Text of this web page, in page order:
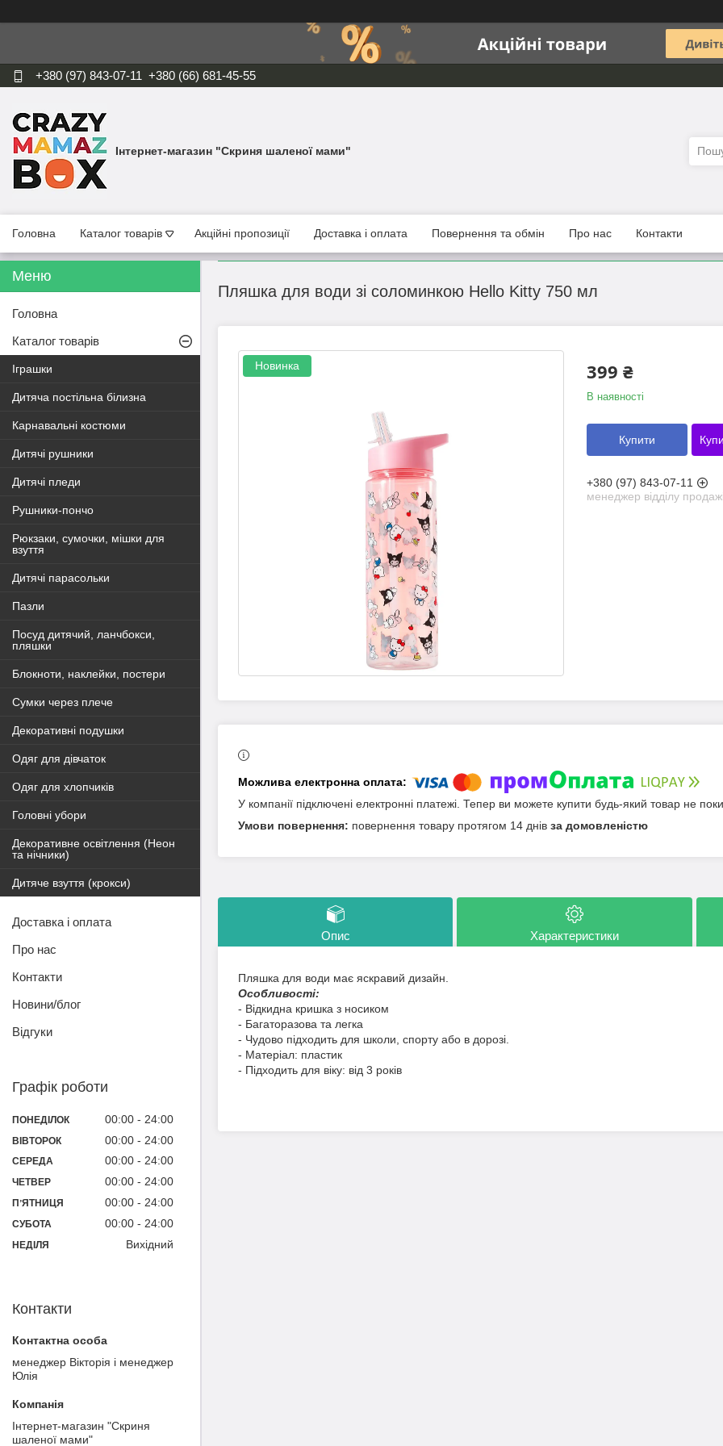
+380 (97) 843-07-11 +380 (66) 681-45-55
Інтернет-магазин "Скриня шаленої мами"
Головна Каталог товарів Акційні пропозиції Доставка і оплата Повернення та обмін Про нас Контакти
Пляшка для води зі соломинкою Hello Kitty 750 мл
Новинка 399 ₴
В наявності
Купити
+380 (97) 843-07-11
менеджер відділу
У компанії підключені електронні платежі. Тепер ви можете купити будь-який товар не
повернення товару протягом 14 днів за домовленістю
Опис Характеристики
Пляшка для води має яскравий дизайн.
Особливості:
- Відкидна кришка з носиком
- Багаторазова та легка
- Чудово підходить для школи, спорту або в дорозі.
- Матеріал: пластик
- Підходить для віку: від 3 років
Головна
Каталог товарів
Іграшки
Дитяча постільна білизна
Карнавальні костюми
Дитячі рушники
Дитячі пледи
Рушники-пончо
Рюкзаки, сумочки, мішки для
взуття
Дитячі парасольки
Пазли
Посуд дитячий, ланчбокси,
пляшки
Блокноти, наклейки, постери
Сумки через плече
Декоративні подушки
Одяг для дівчаток
Одяг для хлопчиків
Головні убори
Декоративне освітлення (Неон
та нічники)
Дитяче взуття (крокси)
Доставка і оплата
Про нас
Контакти
Новини/блог
Відгуки
Графік роботи
ПОНЕДІЛОК 00:00 24:00
ВІВТОРОК 00:00 24:00
СЕРЕДА 00:00 24:00
ЧЕТВЕР 00:00 24:00
ПʼЯТНИЦЯ 00:00 24:00
СУБОТА 00:00 24:00
НЕДІЛЯ Вихідний
Контакти
менеджер Вікторія і менеджер
Юлія
Інтернет-магазин "Скриня
шаленої мами"